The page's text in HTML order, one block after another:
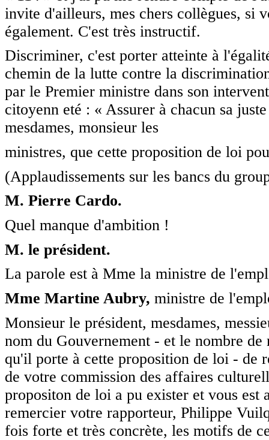
invite d'ailleurs, mes chers collègues, si
également. C'est très instructif.
Discriminer, c'est porter atteinte à
chemin de la lutte contre la
par le Premier ministre dans son
citoyenn eté : « Assurer à chacun sa
mesdames, monsieur les
ministres, que cette proposition de loi
(Applaudissements sur les bancs du
M. Pierre Cardo.
Quel manque d'ambition !
M. le président.
La parole est à Mme la ministre de
Mme Martine Aubry, ministre de
Monsieur le président, mesdames,
nom du Gouvernement - et le nombre
qu'il porte à cette proposition de loi - de
de votre commission des affaires
propositon de loi a pu exister et vous est
remercier votre rapporteur, Philippe
fois forte et très concrète, les motifs de